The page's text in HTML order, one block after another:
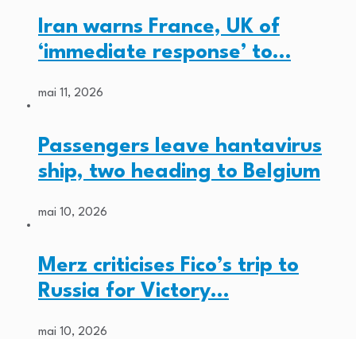
Iran warns France, UK of
‘immediate response’ to…
mai 11, 2026
Passengers leave hantavirus
ship, two heading to Belgium
mai 10, 2026
Merz criticises Fico’s trip to
Russia for Victory…
mai 10, 2026